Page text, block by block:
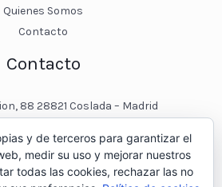
Quienes Somos
Contacto
Contacto
88 28821 Coslada – Madrid
– 643 00 74 11
y de terceros para garantizar el
medir su uso y mejorar nuestros
todas las cookies, rechazar las no